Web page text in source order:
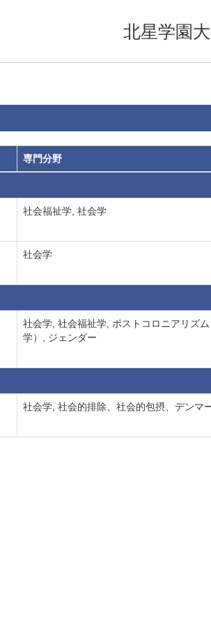
北星学園
専門分野
社会福祉学, 社会学
社会学
社会学, 社会福祉学, ポストコロニアリズ
学）, ジェンダー
社会学, 社会的排除、社会的包摂、デンマ